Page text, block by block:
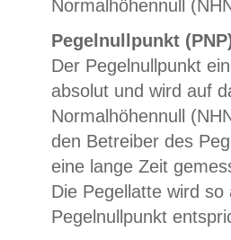
Normalhöhennull
Pegelnullpunkt
Der Pegelnullpunkt
absolut und wird auf
Normalhöhennull
den Betreiber des
eine lange Zeit
Die Pegellatte wird
Pegelnullpunkt